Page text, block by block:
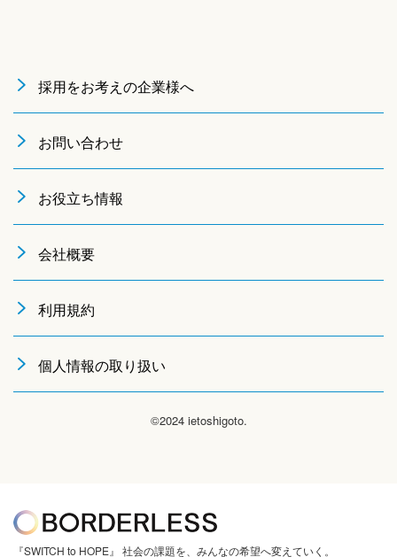
採用をお考えの企業様へ
お問い合わせ
お役立ち情報
会社概要
利用規約
個人情報の取り扱い
©2024 ietoshigoto.
『SWITCH to HOPE』 社会の課題を、みんなの希望へ変えていく。